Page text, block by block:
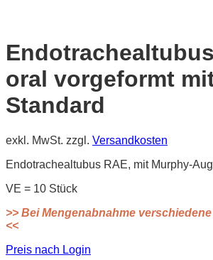
oral vorgeformt
Standard
exkl. MwSt. zzgl. Versandkosten
Endotrachealtubus RAE, mit Murphy-
VE = 10 Stück
>> Bei Mengenabnahme
<<
Preis nach Login